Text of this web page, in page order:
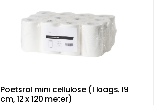
Poetsrol mini cellulose (1 laags, 19
cm, 12 x 120 meter)